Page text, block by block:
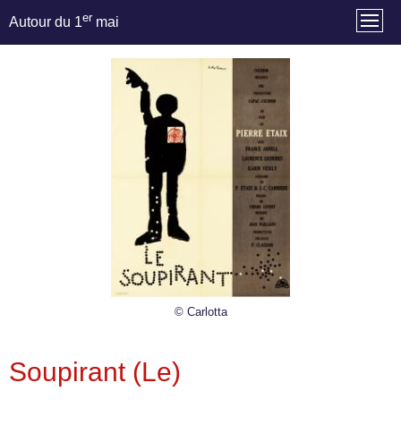
Autour du 1er mai
© Carlotta
Soupirant (Le)